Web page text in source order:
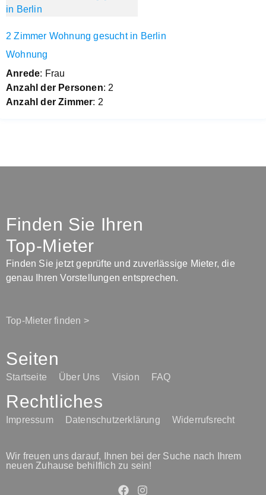
2 Zimmer Wohnung gesucht in Berlin
Wohnung
Anrede: Frau
Anzahl der Personen: 2
Anzahl der Zimmer: 2
Finden Sie Ihren
Top-Mieter
Finden Sie jetzt geprüfte und zuverlässige Mieter, die
genau Ihren Vorstellungen entsprechen.
Top-Mieter finden >
Seiten
Startseite Über Uns Vision FAQ
Rechtliches
Impressum Datenschutzerklärung Widerrufsrecht
Wir freuen uns darauf, Ihnen bei der Suche nach Ihrem
neuen Zuhause behilflich zu sein!